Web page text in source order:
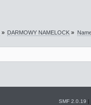
» DARMOWY NAMELOCK »
SMF 2.0.19